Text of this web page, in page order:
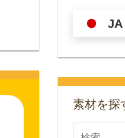
JA
素材を探
検